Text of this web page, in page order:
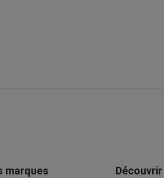
marques Découvrir